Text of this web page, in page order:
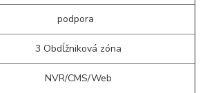
podpora
3 Obdĺžniková zóna
NVR/CMS/Web